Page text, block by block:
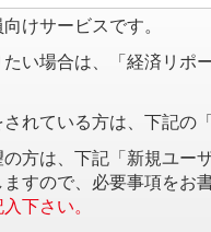
けサービスです。
い場合は、「経済リポ
れている方は、下記の
方は、下記「新規ユー
すので、必要事項をお
下さい。